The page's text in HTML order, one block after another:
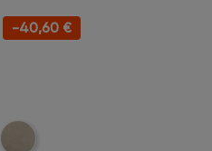
-40,60 €
Boucle